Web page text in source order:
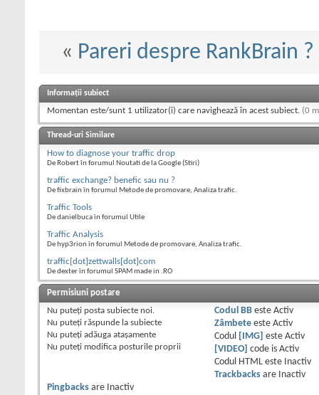
« Pareri despre RankBrain ?
Informații subiect
Momentan este/sunt 1 utilizator(i) care navighează în acest subiect. (0
Thread-uri Similare
How to diagnose your traffic drop
De Robert în forumul Noutati de la Google (Stiri)
traffic exchange? benefic sau nu ?
De fixbrain în forumul Metode de promovare, Analiza trafic.
Traffic Tools
De danielbuca în forumul Utile
Traffic Analysis
De hyp3rion în forumul Metode de promovare, Analiza trafic.
traffic[dot]zettwalls[dot]com
De dexter în forumul SPAM made in .RO
Permisiuni postare
Nu puteţi posta subiecte noi.
Nu puteţi răspunde la subiecte
Nu puteţi adăuga ataşamente
Nu puteţi modifica posturile proprii
Codul BBeste Activ
Zâmbeteeste Activ
Codul
[IMG] este Activ
[VIDEO]
code is Activ
Codul HTML este
Inactiv
Trackbacksare
Inactiv
Pingbacks are
Inactiv